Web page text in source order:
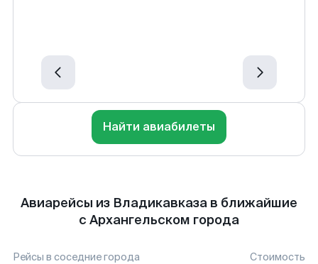
Найти авиабилеты
Авиарейсы из Владикавказа в ближайшие
с Архангельском города
Рейсы в соседние города Стоимость